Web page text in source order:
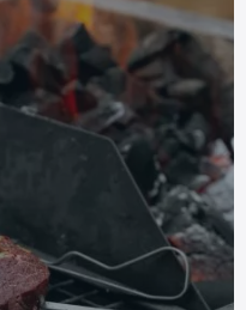
מתכונים לוהטים
סרטוני הדרכה
אודותינו
מדיניות פרטיות
תקנון שימוש
יצירת קשר